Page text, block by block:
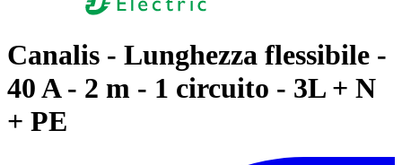
Canalis - Lunghezza flessibile -
40 A - 2 m - 1 circuito - 3L + N
+ PE